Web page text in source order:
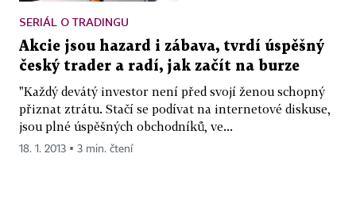
SERIÁL O TRADINGU
Akcie jsou hazard i zábava, tvrdí úspěšný
český trader a radí, jak začít na burze
"Každý devátý investor není před svojí ženou schopný
přiznat ztrátu. Stačí se podívat na internetové diskuse,
jsou plné úspěšných obchodníků, ve...
18. 1. 2013 ▪ 3 min. čtení